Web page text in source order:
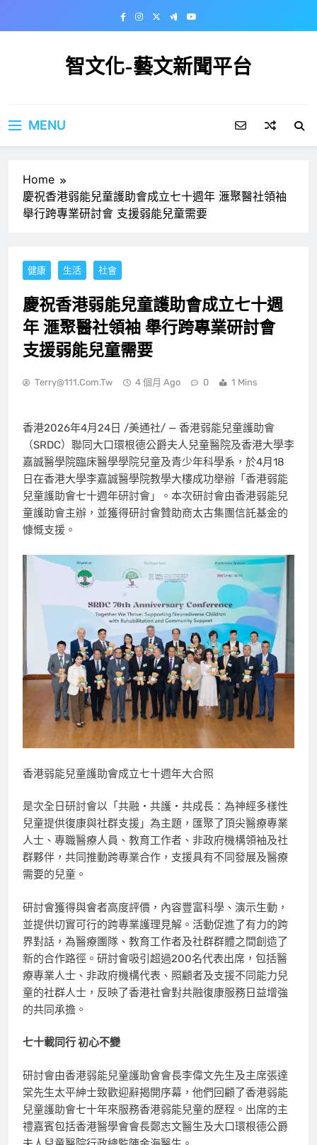
智文化-藝文新聞平台
MENU
Home
慶祝香港弱能兒童護助會成立七十週年 滙聚醫社領袖
舉行跨專業研討會 支援弱能兒童需要
健康 生活 社會
慶祝香港弱能兒童護助會成立七十週
年 滙聚醫社領袖 舉行跨專業研討會
支援弱能兒童需要
Terry@111.com.tw 4 個月 Ago 0 1 Mins
香港2026年4月24日 /美通社/ — 香港弱能兒童護助會
（SRDC）聯同大口環根德公爵夫人兒童醫院及香港大學李
嘉誠醫學院臨床醫學學院兒童及青少年科學系，於4月18
日在香港大學李嘉誠醫學院教學大樓成功舉辦「香港弱能
兒童護助會七十週年研討會」。本次研討會由香港弱能兒
童護助會主辦，並獲得研討會贊助商太古集團信託基金的
慷慨支援。
香港弱能兒童護助會成立七十週年大合照
是次全日研討會以「共融・共護・共成長：為神經多樣性
兒童提供復康與社群支援」為主題，匯聚了頂尖醫療專業
人士、專職醫療人員、教育工作者、非政府機構領袖及社
群夥伴，共同推動跨專業合作，支援具有不同發展及醫療
需要的兒童。
研討會獲得與會者高度評價，內容豐富科學、演示生動，
並提供切實可行的跨專業護理見解。活動促進了有力的跨
界對話，為醫療團隊、教育工作者及社群群體之間創造了
新的合作路徑。研討會吸引超過200名代表出席，包括醫
療專業人士、非政府機構代表、照顧者及支援不同能力兒
童的社群人士，反映了香港社會對共融復康服務日益增強
的共同承擔。
七十載同行 初心不變
研討會由香港弱能兒童護助會會長李偉文先生及主席張達
棠先生太平紳士致歡迎辭揭開序幕，他們回顧了香港弱能
兒童護助會七十年來服務香港弱能兒童的歷程。出席的主
禮嘉賓包括香港醫學會會長鄭志文醫生及大口環根德公爵